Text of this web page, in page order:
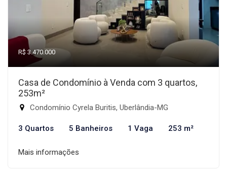
R$ 3.470.000
Casa de Condomínio à Venda com 3 quartos,
253m²
Condomínio Cyrela Buritis, Uberlândia-MG
3 Quartos 5 Banheiros 1 Vaga 253 m²
Mais informações